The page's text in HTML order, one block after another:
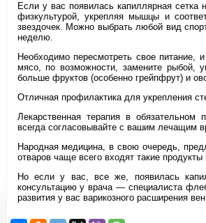
Если у вас появилась капиллярная сетка
физкультурой, укрепляя мышцы и
звездочек. Можно выбрать любой вид
неделю.
Необходимо пересмотреть свое
мясо, по возможности, замените рыбой,
больше фруктов (особенно грейпфрут) и
Отличная профилактика для укрепления
Лекарственная терапия в обязательном
всегда согласовывайте с вашим лечащим
Народная медицина, в свою очередь,
отваров чаще всего входят такие
Но если у вас, все же, появилась
консультацию у врача — специалиста
развития у вас варикозного расширения